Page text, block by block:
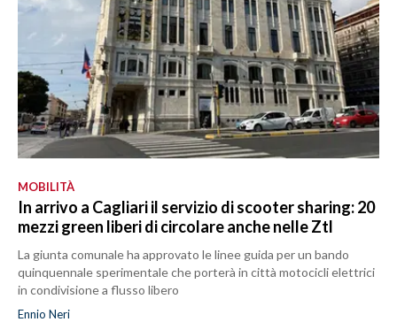
MOBILITÀ
In arrivo a Cagliari il servizio di scooter sharing: 20
mezzi green liberi di circolare anche nelle Ztl
La giunta comunale ha approvato le linee guida per un bando
quinquennale sperimentale che porterà in città motocicli elettrici
in condivisione a flusso libero
Ennio Neri